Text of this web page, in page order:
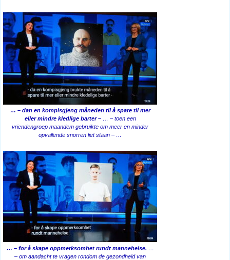
… – dan en kompisgjeng måneden til å spare til mer
eller mindre kledlige barter –… – toen een
vriendengroep maandem gebruikte om meer en minder
opvallende snorren liet staan – …
… – for å skape oppmerksomhet rundt mannehelse. …
– om aandacht te vragen rondom de gezondheid van